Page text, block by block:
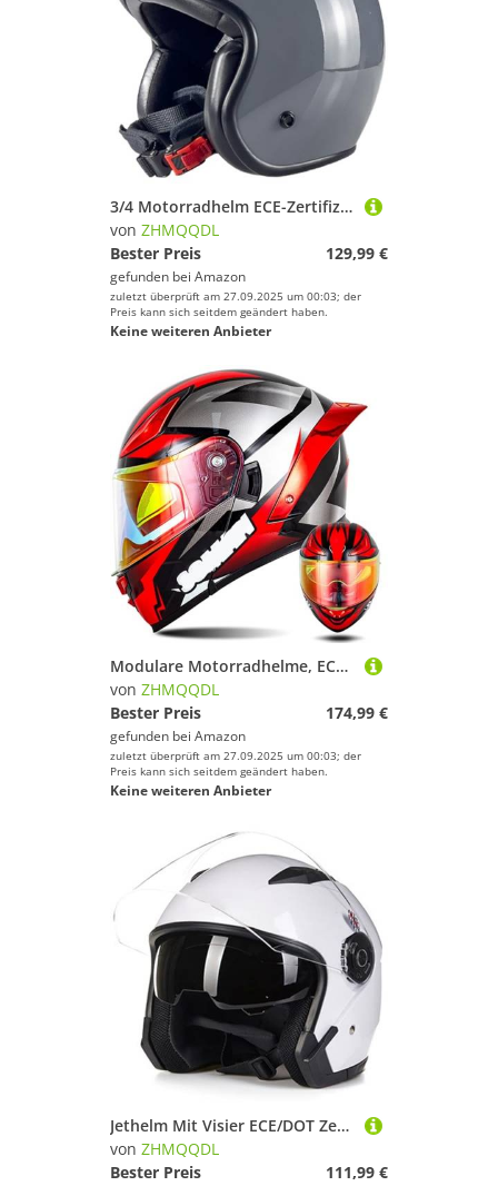
Spaß und Erfolg beim Sportausrüstung!
Zelte von ZHMQQDL
3/4 Motorradhelm ECE-Zertifizierter Jethelm Ganzjahres-Integralhelm Retro-Helm Herausnehmbares Innenfutter ABS-Schale Kombinierte EPS-Pufferschicht Herren Damen E,L57~58CM
von ZHMQQDL
Bester Preis
129,99 €
gefunden bei Amazon
zuletzt überprüft am 27.09.2025 um 00:03; der
Preis kann sich seitdem geändert haben.
Keine weiteren Anbieter
Modulare Motorradhelme, ECE-Geprüfter Klapphelm Integrierter Modularer Helm Mit Doppelter Sonnenblende und Herausnehmbarem Futter Großer Heckhelm Für Männer und Frauen K,S55~56CM
von ZHMQQDL
Bester Preis
174,99 €
gefunden bei Amazon
zuletzt überprüft am 27.09.2025 um 00:03; der
Preis kann sich seitdem geändert haben.
Keine weiteren Anbieter
Jethelm Mit Visier ECE/DOT Zertifiziert Rollerhelm Mopedhelm Ideal Für Roller Damen und Herren Komfortabler Motorradhelm Rollerhelm Fashionhelm Jethelm Mit Sonnenblende A,M57~58CM
von ZHMQQDL
Bester Preis
111,99 €